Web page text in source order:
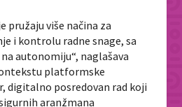
pružaju više načina za
i kontrolu radne snage, sa
autonomiju“, naglašava
platformske
digitalno posredovan rad koji
aranžmana